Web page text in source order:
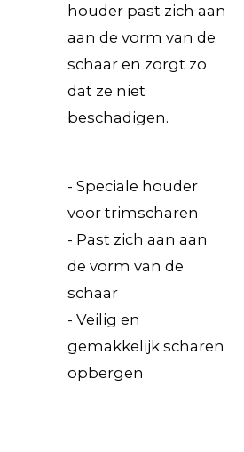
houder past zich aan
aan de vorm van de
schaar en zorgt zo
dat ze niet
beschadigen.
- Speciale houder
voor trimscharen
- Past zich aan aan
de vorm van de
schaar
- Veilig en
gemakkelijk scharen
opbergen